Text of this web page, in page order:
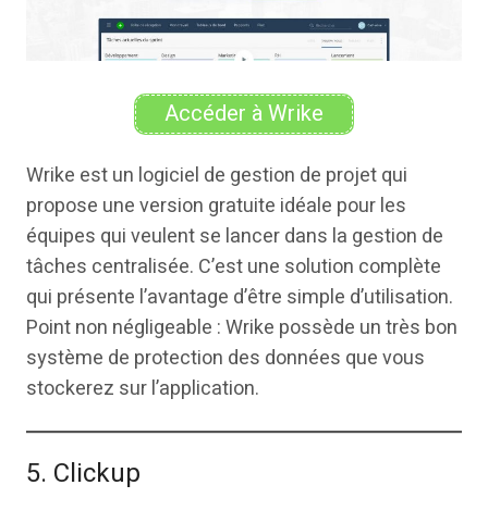
Accéder à Wrike
Wrike est un logiciel de gestion de projet qui
propose une version gratuite idéale pour les
équipes qui veulent se lancer dans la gestion de
tâches centralisée. C’est une solution complète
qui présente l’avantage d’être simple d’utilisation.
Point non négligeable : Wrike possède un très bon
système de protection des données que vous
stockerez sur l’application.
5. Clickup